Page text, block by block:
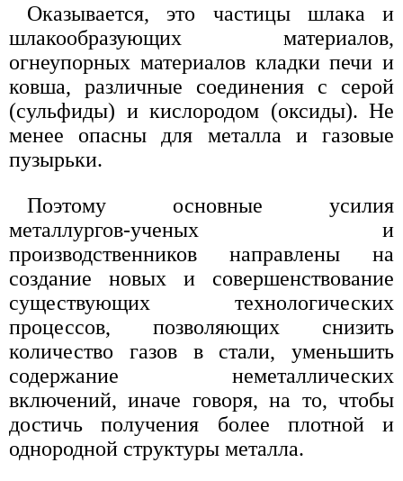
Оказывается, это частицы шлака и
шлакообразующих материалов,
огнеупорных материалов кладки печи и
ковша, различные соединения с серой
(сульфиды) и кислородом (оксиды). Не
менее опасны для металла и газовые
пузырьки.
Поэтому основные усилия
металлургов-ученых и
производственников направлены на
создание новых и совершенствование
существующих технологических
процессов, позволяющих снизить
количество газов в стали, уменьшить
содержание неметаллических
включений, иначе говоря, на то, чтобы
достичь получения более плотной и
однородной структуры металла.